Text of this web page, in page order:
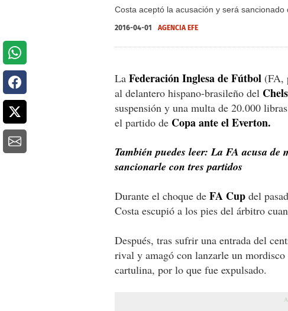
Costa aceptó la acusación y será sancionado
2016-04-01 AGENCIA EFE
La Federación Inglesa de Fútbol (FA,
al delantero hispano-brasileño del
suspensión y una multa de 20.000
el partido de Copa ante el Everton.
También puedes leer: La FA acusa
sancionarle con tres partidos
Durante el choque de FA Cup del
Costa escupió a los pies del árbitro
Después, tras sufrir una entrada del
rival y amagó con lanzarle un
cartulina, por lo que fue expulsado.